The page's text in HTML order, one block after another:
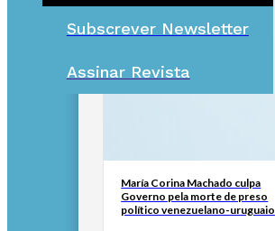
Subscrever Newsletter
Assinar Revista
María Corina Machado culpa
Governo pela morte de preso
político venezuelano-uruguaio